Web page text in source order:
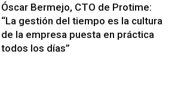
Óscar Bermejo, CTO de Protime:
“La gestión del tiempo es la cultura
de la empresa puesta en práctica
todos los días”